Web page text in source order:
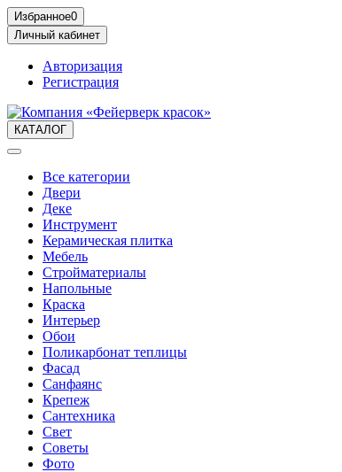
Избранное0
Личный кабинет
Авторизация
Регистрация
КАТАЛОГ
Все категории
Двери
Деке
Инструмент
Керамическая плитка
Мебель
Стройматериалы
Напольные
Краска
Интерьер
Обои
Поликарбонат теплицы
Фасад
Санфаянс
Крепеж
Сантехника
Свет
Советы
Фото